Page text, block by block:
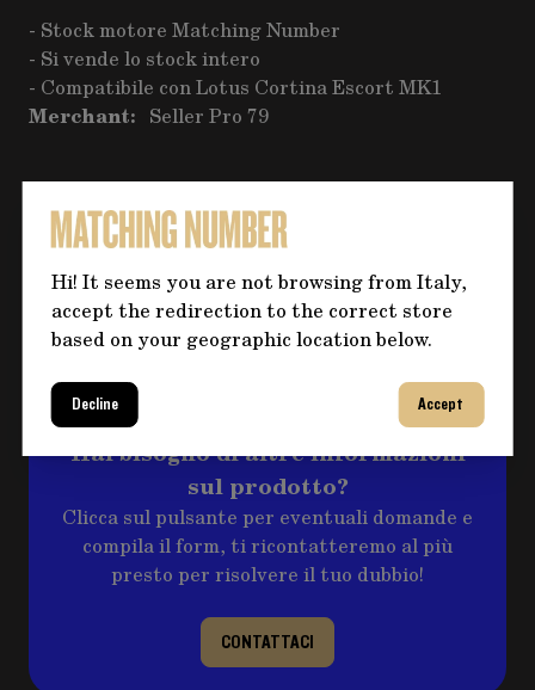
Hi! It seems you are not browsing from Italy,
accept the redirection to the correct store
based on your geographic location below.
Decline Accept
- Stock motore Matching Number
- Si vende lo stock intero
- Compatibile con Lotus Cortina Escort MK1
Merchant: Seller Pro 79
CONSEGNA EXPRESS
METODO DI PAGAMENTO
Bonifico
RESI E RIMBORSI
Maggiori informazioni
Hai bisogno di altre informazioni
sul prodotto?
Clicca sul pulsante per eventuali domande e
compila il form, ti ricontatteremo al più
presto per risolvere il tuo dubbio!
CONTATTACI